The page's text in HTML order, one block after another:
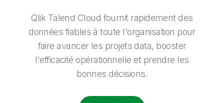
Documentation produits
Nos bureaux dans le monde
Talend
Qlik Talend Cloud fournit rapidement des
données fiables à toute l'organisation pour
faire avancer les projets data, booster
l'efficacité opérationnelle et prendre les
bonnes décisions.